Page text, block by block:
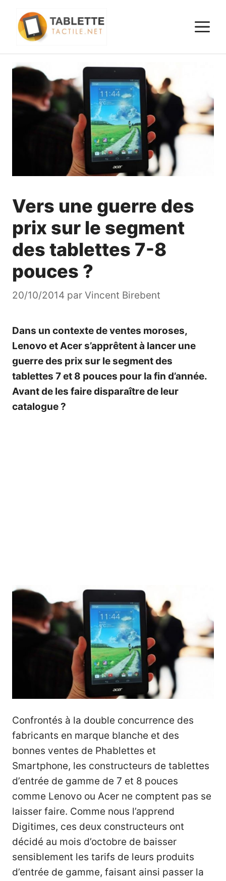
contenu
Vers une guerre des
prix sur le segment
des tablettes 7-8
pouces ?
20/10/2014 par Vincent Birebent
Dans un contexte de ventes moroses,
Lenovo et Acer s’apprêtent à lancer une
guerre des prix sur le segment des
tablettes 7 et 8 pouces pour la fin d’année.
Avant de les faire disparaître de leur
catalogue ?
Confrontés à la double concurrence des
fabricants en marque blanche et des
bonnes ventes de Phablettes et
Smartphone, les constructeurs de tablettes
d’entrée de gamme de 7 et 8 pouces
comme Lenovo ou Acer ne comptent pas se
laisser faire. Comme nous l’apprend
Digitimes, ces deux constructeurs ont
décidé au mois d’octobre de baisser
sensiblement les tarifs de leurs produits
d’entrée de gamme, faisant ainsi passer la